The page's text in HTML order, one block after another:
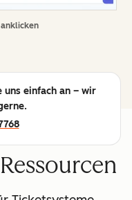
uns einfach an – wir